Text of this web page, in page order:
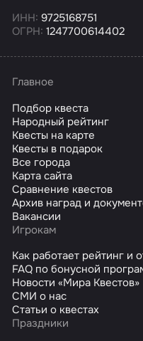
ИНН: 9725168751
ОГРН: 1247700614402
Главное
Подбор квеста
Народный рейтинг
Квесты на карте
Квесты в подарок
Все города
Карта сайта
Сравнение квестов
Архив наград и
Вакансии
Игрокам
Как работает рейтинг и
FAQ по бонусной
Новости «Мира Квестов»
СМИ о нас
Статьи о квестах
Праздники